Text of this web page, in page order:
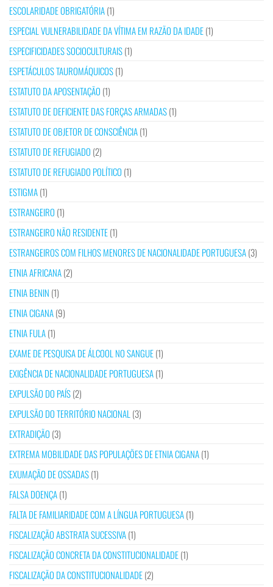
ESCOLARIDADE OBRIGATÓRIA(1)
ESPECIAL VULNERABILIDADE DA VÍTIMA EM RAZÃO DA IDADE(1)
ESPECIFICIDADES SOCIOCULTURAIS(1)
ESPETÁCULOS TAUROMÁQUICOS(1)
ESTATUTO DA APOSENTAÇÃO (1)
ESTATUTO DE DEFICIENTE DAS FORÇAS ARMADAS(1)
ESTATUTO DE OBJETOR DE CONSCIÊNCIA(1)
ESTATUTO DE REFUGIADO (2)
ESTATUTO DE REFUGIADO POLÍTICO (1)
ESTIGMA(1)
ESTRANGEIRO (1)
ESTRANGEIRO NÃO RESIDENTE(1)
ESTRANGEIROS COM FILHOS MENORES DE NACIONALIDADE PORTUGUESA(3)
ETNIA AFRICANA(2)
ETNIA BENIN (1)
ETNIA CIGANA(9)
ETNIA FULA(1)
EXAME DE PESQUISA DE ÁLCOOL NO SANGUE(1)
EXIGÊNCIA DE NACIONALIDADE PORTUGUESA(1)
EXPULSÃO DO PAÍS(2)
EXPULSÃO DO TERRITÓRIO NACIONAL (3)
EXTRADIÇÃO (3)
EXTREMA MOBILIDADE DAS POPULAÇÕES DE ETNIA CIGANA(1)
EXUMAÇÃO DE OSSADAS(1)
FALSA DOENÇA(1)
FALTA DE FAMILIARIDADE COM A LÍNGUA PORTUGUESA(1)
FISCALIZAÇÃO ABSTRATA SUCESSIVA(1)
FISCALIZAÇÃO CONCRETA DA CONSTITUCIONALIDADE(1)
FISCALIZAÇÃO DA CONSTITUCIONALIDADE(2)